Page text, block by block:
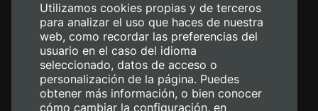
Utilizamos cookies propias y de terceros
para analizar el uso que haces de nuestra
web, como recordar las preferencias del
usuario en el caso del idioma
seleccionado, datos de acceso o
personalización de la página. Puedes
obtener más información, o bien conocer
cómo cambiar la configuración, en